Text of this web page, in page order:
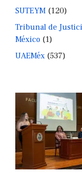
SUTEYM (120)
Tribunal de
México (1)
UAEMéx (537)